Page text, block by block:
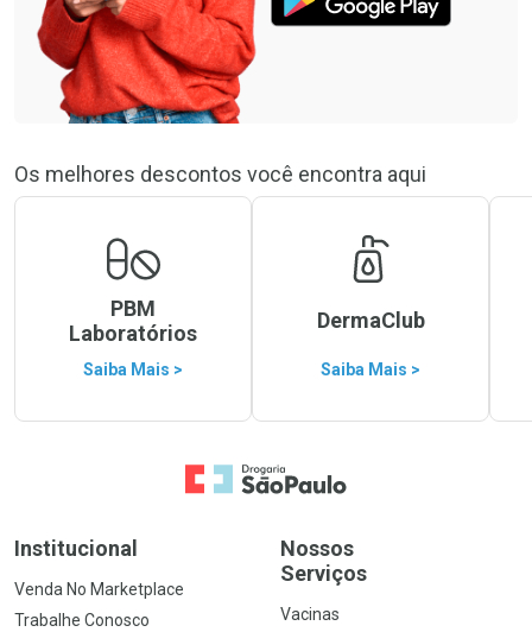
Os melhores descontos você encontra aqui
PBM
Laboratórios
Saiba Mais >
DermaClub
Saiba Mais >
Ir para a Home
Institucional
Venda No Marketplace
Trabalhe Conosco
Nossos
Serviços
Vacinas